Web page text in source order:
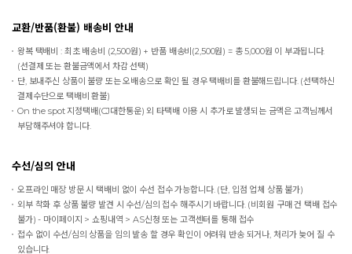
교환/반품(환불) 배송비 안내
왕복 택배비 : 최초 배송비 (2,500원) + 반품 배송비(2,500원) = 총 5,000원 이 부과됩니다.
(선결제 또는 환불금액에서 차감 선택)
단, 보내주신 상품이 불량 또는 오배송으로 확인 될 경우 택배비를 환불해드립니다. (선택하신
결제수단으로 택배비 환불)
On the spot지정택배(CJ대한통운) 외 타택배 이용 시 추가로 발생되는 금액은 고객님께서
부담해주셔야 합니다.
수선/심의 안내
오프라인 매장 방문 시 택배비 없이 수선 접수 가능합니다. (단, 입점 업체 상품 불가)
외부 착화 후 상품 불량 발견 시 수선/심의 접수 해주시기 바랍니다. (비회원 구매 건 택배 접수
불가) - 마이페이지 > 쇼핑내역 > AS신청 또는 고객센터를 통해 접수
접수 없이 수선/심의 상품을 임의 발송 할 경우 확인이 어려워 반송 되거나, 처리가 늦어 질 수
있습니다.